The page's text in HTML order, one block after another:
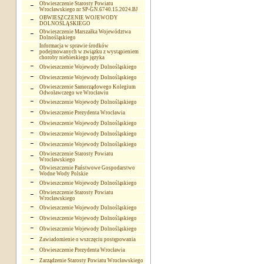
Obwieszczenie Starosty Powiatu
Wrocławskiego nr SP-GN.6740.15.2024.BJ
OBWIESZCZENIE WOJEWODY
DOLNOŚLĄSKIEGO
Obwieszczenie Marszałka Województwa
Dolnośląskiego
Informacja w sprawie środków
podejmowanych w związku z wystąpieniem
choroby niebieskiego języka
Obwieszczenie Wojewody Dolnośląskiego
Obwieszczenie Wojewody Dolnośląskiego
Obwieszczenie Samorządowego Kolegium
Odwoławczego we Wrocławiu
Obwieszczenie Wojewody Dolnośląskiego
Obwieszczenie Prezydenta Wrocławia
Obwieszczenie Wojewody Dolnośląskiego
Obwieszczenie Wojewody Dolnośląskiego
Obwieszczenie Wojewody Dolnośląskiego
Obwieszczenie Starosty Powiatu
Wrocławskiego
Obwieszczenie Państwowe Gospodarstwo
Wodne Wody Polskie
Obwieszczenie Wojewody Dolnośląskiego
Obwieszczenie Starosty Powiatu
Wrocławskiego
Obwieszczenie Wojewody Dolnośląskiego
Obwieszczenie Wojewody Dolnośląskiego
Obwieszczenie Wojewody Dolnośląskiego
Zawiadomienie o wszczęciu postępowania
Obwieszczenie Prezydenta Wrocławia
Zarządzenie Starosty Powiatu Wrocławskiego